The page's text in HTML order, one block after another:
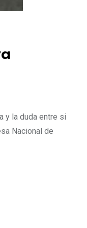
y la duda entre si
Nacional de